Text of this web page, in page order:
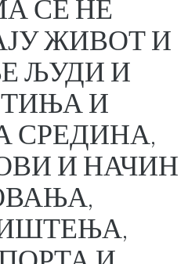
СЕ НЕ
ЖИВОТ И
ЉУДИ И
И
СРЕДИНА,
И НАЧИН